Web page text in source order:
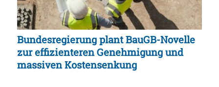
Bundesregierung plant BauGB-Novelle
zur effizienteren Genehmigung und
massiven Kostensenkung